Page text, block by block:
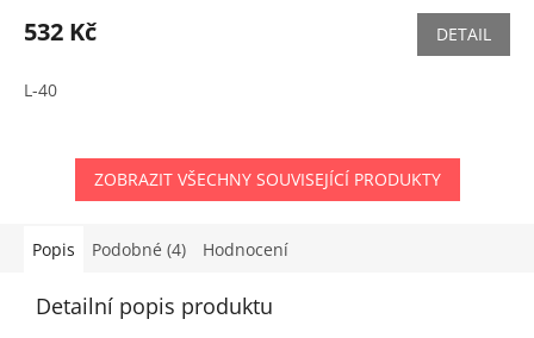
532 Kč DETAIL
L-40
ZOBRAZIT VŠECHNY SOUVISEJÍCÍ PRODUKTY
Popis Podobné (4) Hodnocení
Detailní popis produktu